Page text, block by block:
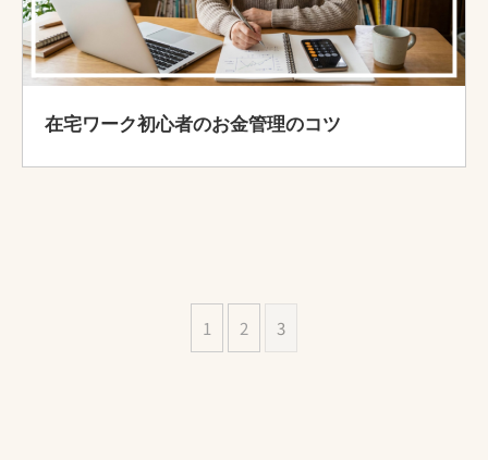
在宅ワーク初心者のお金管理のコツ
1 2 3